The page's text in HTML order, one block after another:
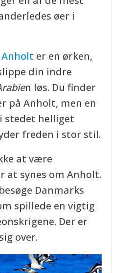
øer i
Anholt er en ørken,
din indre
n løs. Du finder
på Anholt, men en
stedet helliget
freden i stor stil.
at være
at synes om Anholt.
Danmarks
spillede en vigtig
Der er
over.